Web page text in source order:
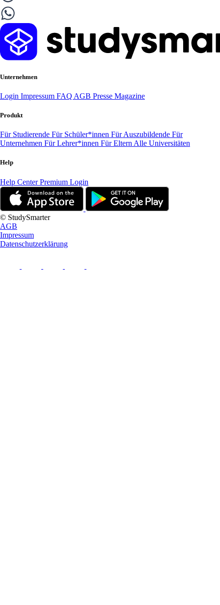
Unternehmen
Login Impressum FAQ AGB Presse Magazine
Produkt
Für Studierende Für Schüler*innen Für Auszubildende Für
Unternehmen Für Lehrer*innen Für Eltern Alle Universitäten
Help
Help CenterPremium Login
© StudySmarter
AGB
Impressum
Datenschutzerklärung